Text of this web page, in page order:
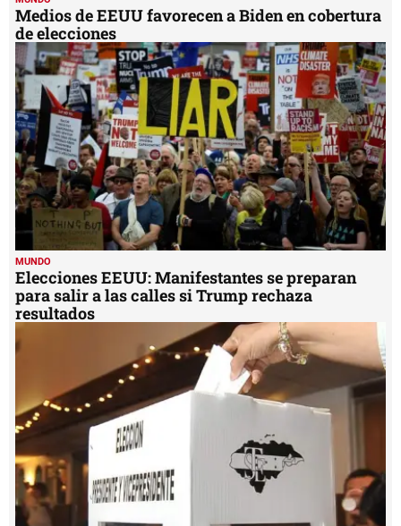
Medios de EEUU favorecen a Biden en cobertura
de elecciones
MUNDO
Elecciones EEUU: Manifestantes se preparan
para salir a las calles si Trump rechaza
resultados